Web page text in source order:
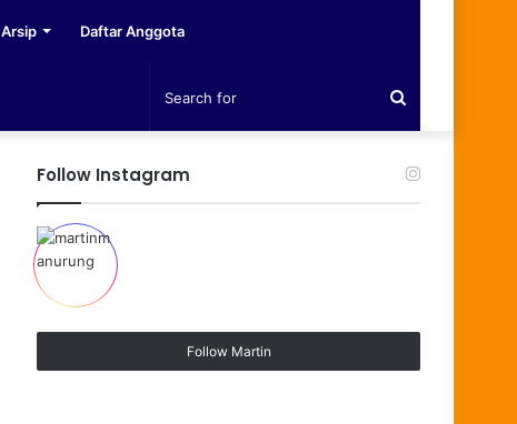
Arsip Daftar Anggota
for
Follow Instagram
Follow Martin